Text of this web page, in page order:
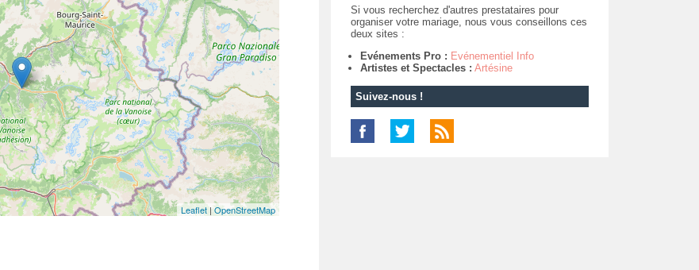
Leaflet| OpenStreetMap
Si vous recherchez d'autres prestataires pour
organiser votre mariage, nous vous conseillons ces
deux sites :
Evénements Pro : Evénementiel Info
Artistes et Spectacles : Artésine
Suivez-nous !